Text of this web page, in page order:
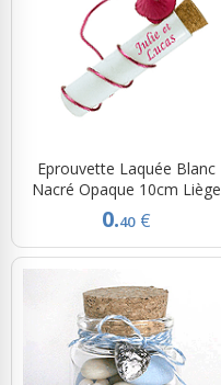
Eprouvette Laquée Blanc
Nacré Opaque 10cm Liège
0.40 €